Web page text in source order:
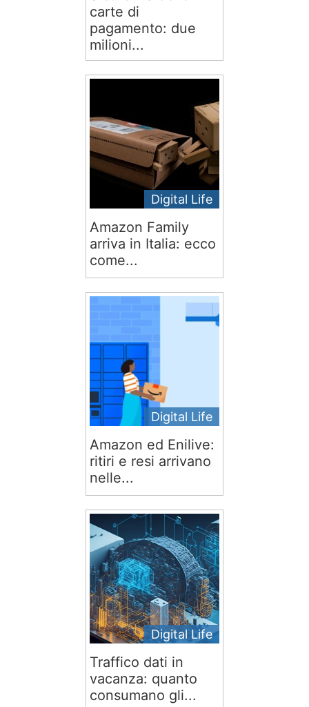
carte di
pagamento: due
milioni...
Digital Life
Amazon Family
arriva in Italia: ecco
come...
Digital Life
Amazon ed Enilive:
ritiri e resi arrivano
nelle...
Digital Life
Traffico dati in
vacanza: quanto
consumano gli...